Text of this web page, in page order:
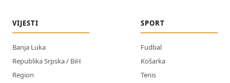
VIJESTI
Banja Luka
Republika Srpska / BiH
Region
SPORT
Fudbal
Košarka
Tenis